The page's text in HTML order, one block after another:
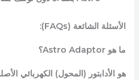
الأسئلة الشائعة (FAQs):
ما هو Astro Adaptor؟
هو الأدابتور (المحول) الكهربائي